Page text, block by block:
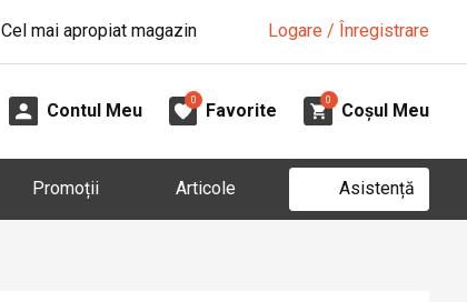
Cel mai apropiat magazin Logare / Înregistrare
Contul Meu
0
Favorite
0
Coșul Meu
Promoții Articole Asistență